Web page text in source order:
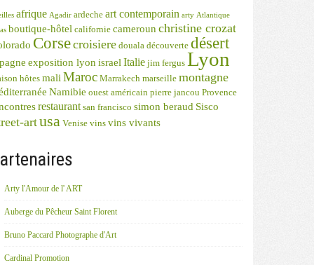
afrique Agadir ardeche art contemporain arty Atlantique
boutique-hôtel californie cameroun christine crozat
Corsecroisiere douala découverte désert
exposition lyon israel Italie jim fergus Lyon
hôtes mali Maroc Marrakech marseille montagne
Namibie ouest américain pierre jancou Provence
restaurant san francisco simon beraud Sisco
artusa Venise vins vins vivants
Arty l'Amour de l' ART
Auberge du Pêcheur Saint Florent
Bruno Paccard Photographe d'Art
Cardinal Promotion